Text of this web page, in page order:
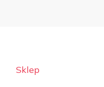
Sklep